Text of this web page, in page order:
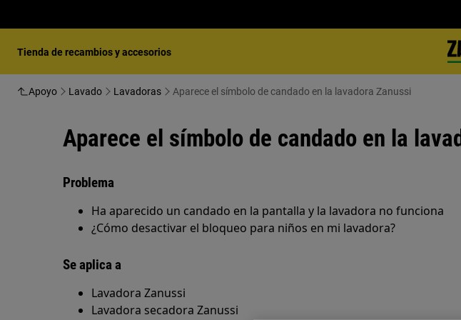
Tienda de recambios y accesorios
Apoyo Lavado Lavadoras Aparece el símbolo de candado en la lavadora Zanussi
Aparece el símbolo de candado en la
Problema
Ha aparecido un candado en la pantalla y la lavadora no funciona
¿Cómo desactivar el bloqueo para niños en mi lavadora?
Se aplica a
Lavadora Zanussi
Lavadora secadora Zanussi